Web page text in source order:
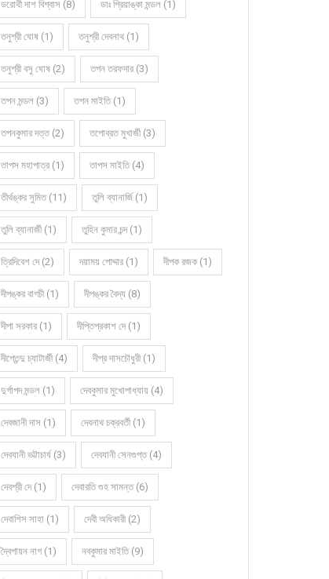
ডরোথী দাশ বিশ্বাস (8) ডাঃ প্রিয়াঙ্কা মন্ডল (1)
তনুশ্রী ঘোষ (1) তনুশ্রী দেবনাথ (1)
তনুশ্রী বসু ঘোষ (2) তপন তরফদার (3)
তপন মন্ডল (3) তপন মাইতি (1)
তপনকুমার দত্ত (2) তপোব্রত মুখার্জী (3)
তাপস মহাপাত্র (1) তাপস মাইতি (4)
তীর্থঙ্কর সুমিত (11) তুলি ব্যানার্জি (1)
তুলি ব্যানার্জী (1) তুহিন কুমার চন্দ (1)
ত্রিদিবেশ দে (2) দয়াময় পোদ্দার (1) দীপক রজক (1)
দীপঙ্কর বাগচী (1) দীপঙ্কর বৈদ্য (8)
দীপা সরকার (1) দীপ্তিপ্রকাশ দে (1)
দীপ্তেন্দু চ্যাটার্জী (4) দীপ্র দাসচৌধুরী (1)
দুর্গাপদ মন্ডল (1) দেবকুমার মুখোপাধ্যায় (4)
দেবজানী দাস (1) দেবনাথ চক্রবর্তী (1)
দেবযানী ভট্টাচার্য (3) দেবযানী সেনগুপ্ত (4)
দেবশ্রী দে (1) দেবারতি গুহ সামন্ত (6)
দেবাশিস সাহা (1) দেবী অধিকারী (2)
দ্বৈপায়ন নাগ (1) নবকুমার মাইতি (9)